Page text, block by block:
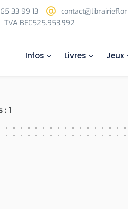
33 99 13
TVA BE0525.953.992
Infos Livres Jeux
: 1